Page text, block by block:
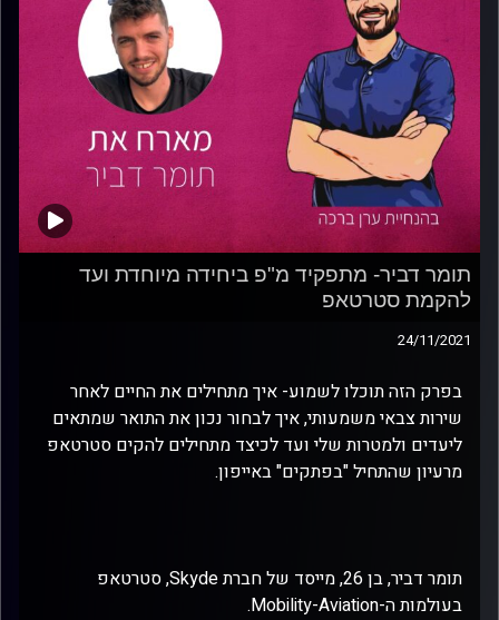
תומר דביר- מתפקיד מ"פ ביחידה מיוחדת ועד
להקמת סטרטאפ
24/11/2021
בפרק הזה תוכלו לשמוע- איך מתחילים את החיים לאחר
שירות צבאי משמעותי, איך לבחור נכון את התואר שמתאים
ליעדים ולמטרות שלי ועד לכיצד מתחילים להקים סטרטאפ
מרעיון שהתחיל "בפתקים" באייפון.
תומר דביר, בן 26, מייסד של חברת Skyde, סטרטאפ
בעולמות ה-Mobility-Aviation.